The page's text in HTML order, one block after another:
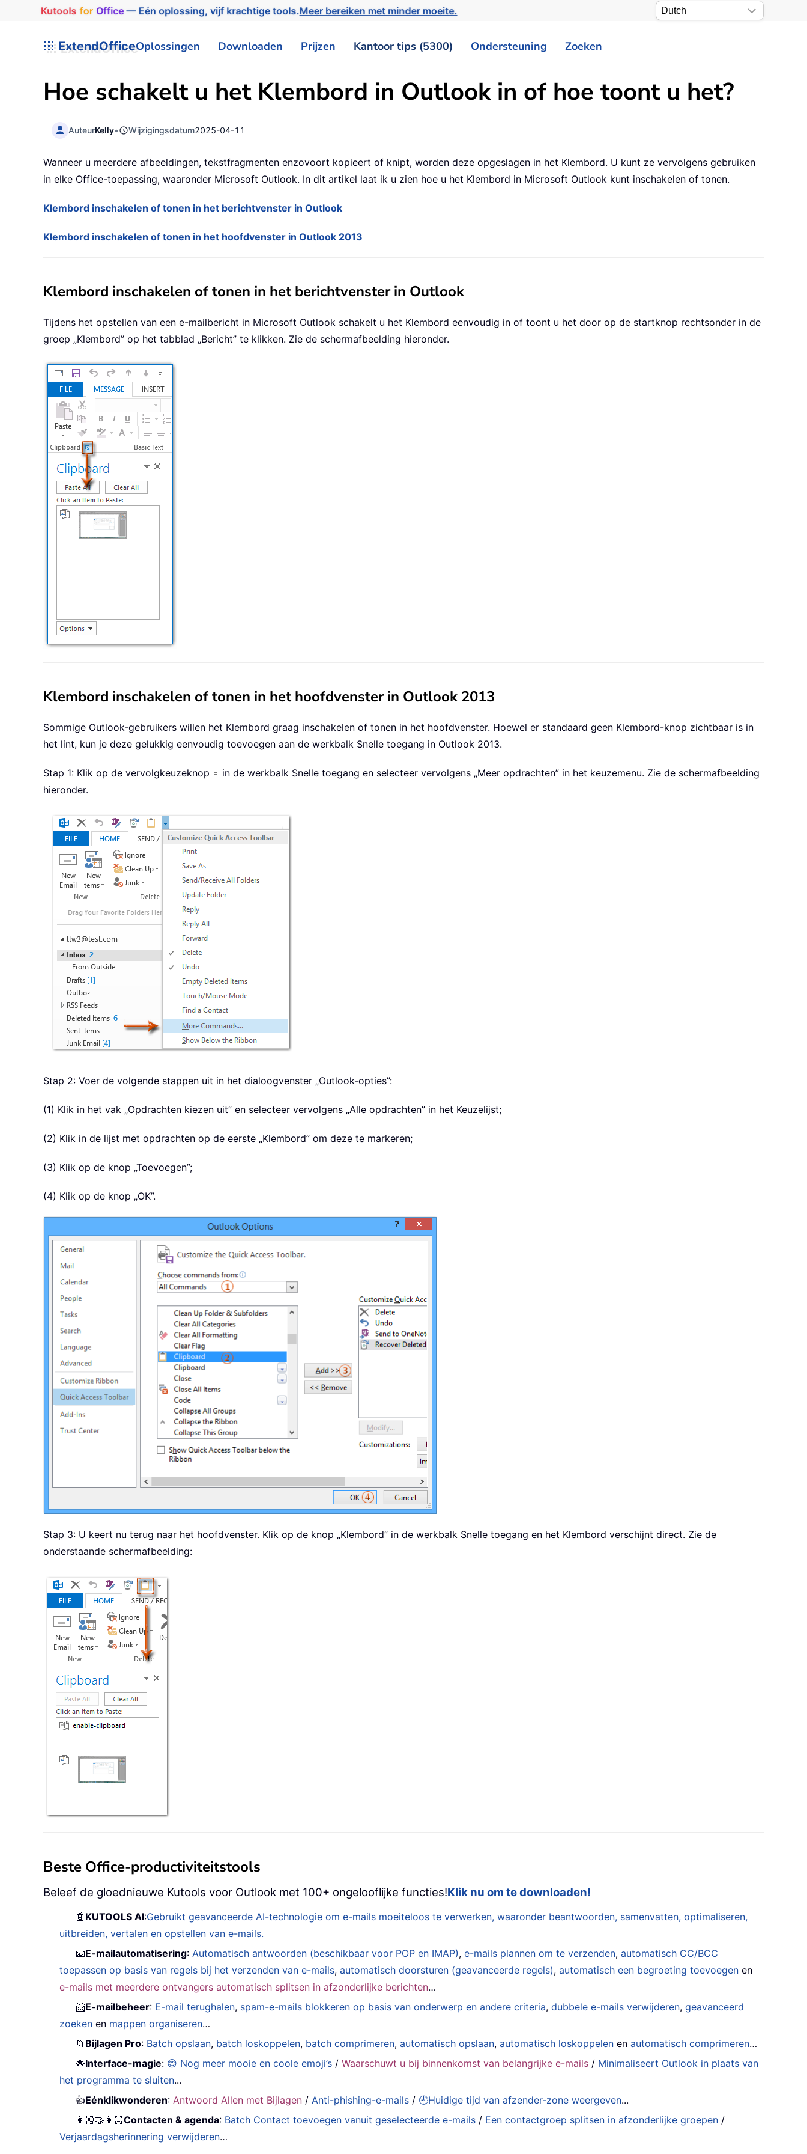
Kutools for Office— Eén oplossing, vijf krachtige tools.Meer bereiken met minder moeite.
ExtendOfficeOplossingen Downloaden Prijzen Kantoor tips (5300) Ondersteuning Zoeken
Hoe schakelt u het Klembord in Outlook in of hoe toont u het?
AuteurKelly• Wijzigingsdatum2025-04-11
Wanneer u meerdere afbeeldingen, tekstfragmenten enzovoort kopieert of knipt, worden deze opgeslagen in het Klembord. U kunt ze vervolgens gebruiken
in elke Office-toepassing, waaronder Microsoft Outlook. In dit artikel laat ik u zien hoe u het Klembord in Microsoft Outlook kunt inschakelen of tonen.
Klembord inschakelen of tonen in het berichtvenster in Outlook
Klembord inschakelen of tonen in het hoofdvenster in Outlook 2013
Klembord inschakelen of tonen in het berichtvenster in Outlook
Tijdens het opstellen van een e-mailbericht in Microsoft Outlook schakelt u het Klembord eenvoudig in of toont u het door op de startknop rechtsonder in de
groep „Klembord” op het tabblad „Bericht” te klikken. Zie de schermafbeelding hieronder.
Klembord inschakelen of tonen in het hoofdvenster in Outlook 2013
Sommige Outlook-gebruikers willen het Klembord graag inschakelen of tonen in het hoofdvenster. Hoewel er standaard geen Klembord-knop zichtbaar is in
het lint, kun je deze gelukkig eenvoudig toevoegen aan de werkbalk Snelle toegang in Outlook 2013.
Stap 1: Klik op de vervolgkeuzeknop
in de werkbalk Snelle toegang en selecteer vervolgens „Meer opdrachten” in het keuzemenu. Zie de schermafbeelding
hieronder.
Stap 2: Voer de volgende stappen uit in het dialoogvenster „Outlook-opties”:
(1) Klik in het vak „Opdrachten kiezen uit” en selecteer vervolgens „Alle opdrachten” in het Keuzelijst;
(2) Klik in de lijst met opdrachten op de eerste „Klembord” om deze te markeren;
(3) Klik op de knop „Toevoegen”;
(4) Klik op de knop „OK”.
Stap 3: U keert nu terug naar het hoofdvenster. Klik op de knop „Klembord” in de werkbalk Snelle toegang en het Klembord verschijnt direct. Zie de
onderstaande schermafbeelding:
Beste Office-productiviteitstools
Beleef de gloednieuwe Kutools voor Outlook met 100+ ongelooflijke functies!Klik nu om te downloaden!
🤖 KUTOOLS AI:Gebruikt geavanceerde AI-technologie om e-mails moeiteloos te verwerken, waaronder beantwoorden, samenvatten, optimaliseren,
uitbreiden, vertalen en opstellen van e-mails.
📧E-mailautomatisering: Automatisch antwoorden (beschikbaar voor POP en IMAP),e-mails plannen om te verzenden,automatisch CC/BCC
toepassen op basis van regels bij het verzenden van e-mails,automatisch doorsturen (geavanceerde regels),automatisch een begroeting toevoegen en
e-mails met meerdere ontvangers automatisch splitsen in afzonderlijke berichten…
📨E-mailbeheer: E-mail terughalen, spam-e-mails blokkeren op basis van onderwerp en andere criteria,dubbele e-mails verwijderen,geavanceerd
zoeken en mappen organiseren…
📁 Bijlagen Pro: Batch opslaan, batch loskoppelen, batch comprimeren,automatisch opslaan,automatisch loskoppelen enautomatisch comprimeren…
🌟Interface-magie: 😊 Nog meer mooie en coole emoji’s /Waarschuwt u bij binnenkomst van belangrijke e-mails / Minimaliseert Outlook in plaats van
het programma te sluiten...
👍Eénklikwonderen: Antwoord Allen met Bijlagen / Anti-phishing-e-mails / 🕘Huidige tijd van afzender-zone weergeven...
👩🏼‍🤝‍👩🏻Contacten & agenda: Batch Contact toevoegen vanuit geselecteerde e-mails / Een contactgroep splitsen in afzonderlijke groepen /
Verjaardagsherinnering verwijderen…